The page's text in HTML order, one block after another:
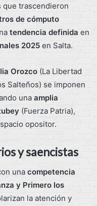
que trascendieron
de cómputo
tendencia definida en
2025 en Salta.
Orozco (La Libertad
Salteños) se imponen
una amplia
(Fuerza Patria),
opositor.
y saencistas
una competencia
y Primero los
la atención y